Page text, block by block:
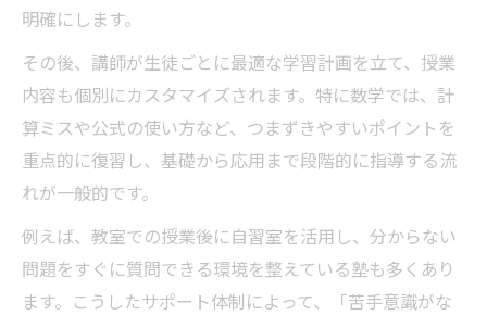
明確にします。
その後、講師が生徒ごとに最適な学習計画を立て、授業
内容も個別にカスタマイズされます。特に数学では、計
算ミスや公式の使い方など、つまずきやすいポイントを
重点的に復習し、基礎から応用まで段階的に指導する流
れが一般的です。
例えば、教室での授業後に自習室を活用し、分からない
問題をすぐに質問できる環境を整えている塾も多くあり
ます。こうしたサポート体制によって、「苦手意識がな